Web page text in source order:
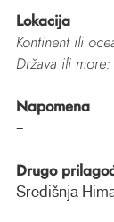
Lokacija
Kontinent ili
Država ili more:
Napomena
–
Drugo
Središnja